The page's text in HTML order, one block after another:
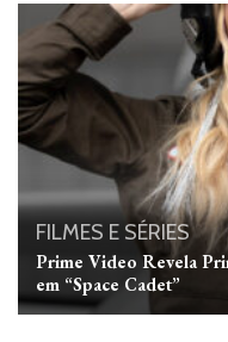
FILMES E SÉRIES
Prime Video Revela
em “Space Cadet”